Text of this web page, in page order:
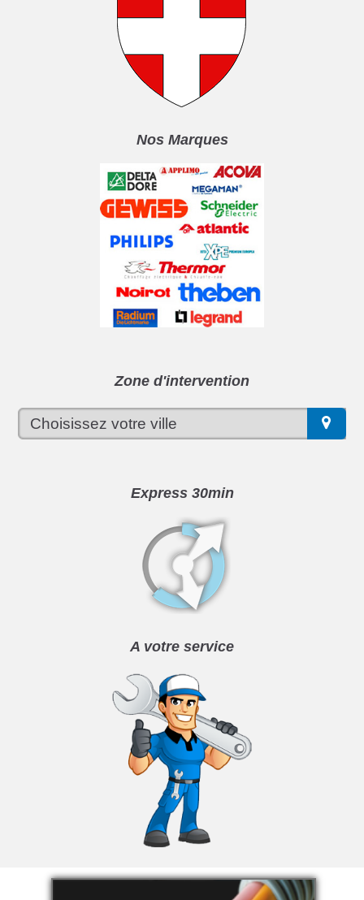
Nos Marques
Zone d'intervention
Express 30min
A votre service